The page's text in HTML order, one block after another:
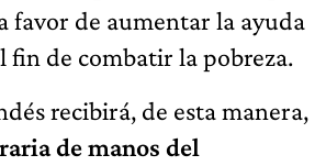
favor de aumentar la ayuda
fin de combatir la pobreza.
recibirá, de esta manera,
de manos del